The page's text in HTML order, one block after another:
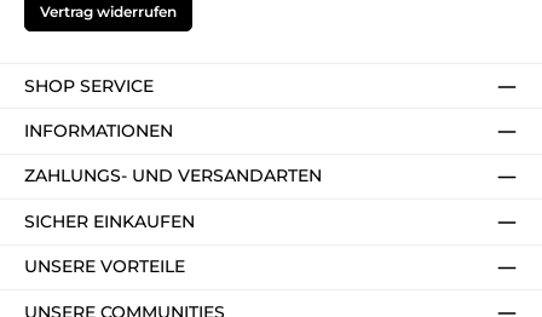
Vertrag widerrufen
SHOP SERVICE
INFORMATIONEN
ZAHLUNGS- UND VERSANDARTEN
SICHER EINKAUFEN
UNSERE VORTEILE
UNSERE COMMUNITIES